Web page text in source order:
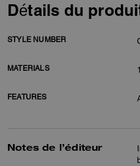
Détails du
STYLE NUMBER
MATERIALS
FEATURES
Notes de l’éditeur